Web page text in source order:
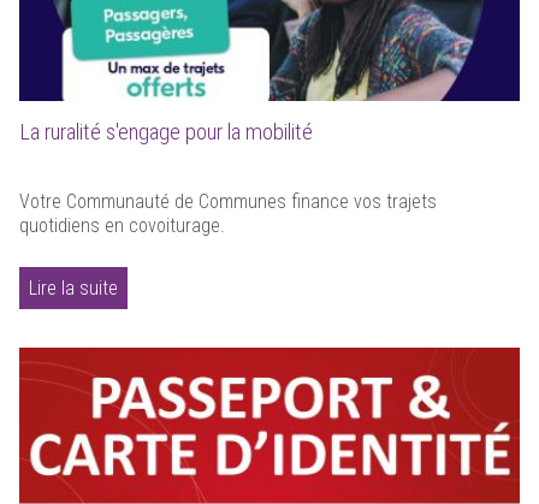
La ruralité s'engage pour la mobilité
Votre Communauté de Communes finance vos trajets
quotidiens en covoiturage.
Lire la suite